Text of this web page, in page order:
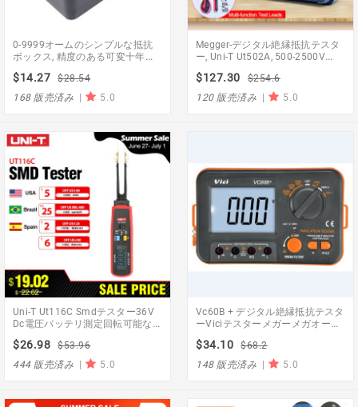
0-9999オームのシンプルな抵抗
ボックス, 精度のある可変十年抵
$14.27
$28.54
168 販売済み | 5.0
Megger-デジタル絶縁抵抗テスタ
ー, Uni-T Ut502A, 500-2500V
モニター
$127.30
$254.6
120 販売済み | 5.0
Uni-T Ut116C Smdテスター36V
Dc電圧バッテリ測定回転可能なピ
ータ抵抗コンデンサテスター
$26.98
$53.96
444 販売済み | 5.0
Vc60B + デジタル絶縁抵抗テスタ
ーViciテスターメガーメガオーム
絡入力アラーム
$34.10
$68.2
148 販売済み | 5.0